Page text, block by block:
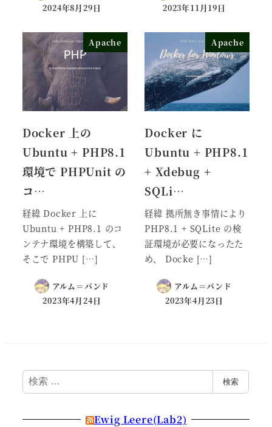
2024年8月29日
2023年11月19日
Apache
Docker 上の
Ubuntu + PHP8.1
環境で PHPUnit の
コ…
経緯 Docker 上に
Ubuntu + PHP8.1 のコ
ンテナ環境を構築して、
そこで PHPU […]
アルム＝バンド
2023年4月24日
Apache
Docker に
Ubuntu + PHP8.1
+ Xdebug +
SQLi…
経緯 拠所無き事情により
PHP8.1 + SQLite の検
証環境が必要になったた
め、 Docke […]
アルム＝バンド
2023年4月23日
検
索
検索
Ewig Leere(Lab2)